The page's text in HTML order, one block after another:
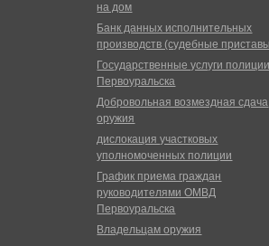
на дом
Банк данных исполнительных
производств (судебные
Государственные услуги
Первоуральска
Добровольная возмездная сдача
оружия
дислокация участковых
уполномоченных полиции
График приема граждан
руководителями ОМВД
Первоуральска
Владельцам оружия